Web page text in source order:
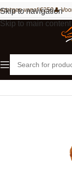
Skip to navigation
Skip to main content
vanaf €250👤
Home Outlet